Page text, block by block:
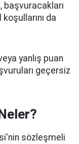
başvuracakları
da
yanlış puan
geçersiz
sözleşmeli